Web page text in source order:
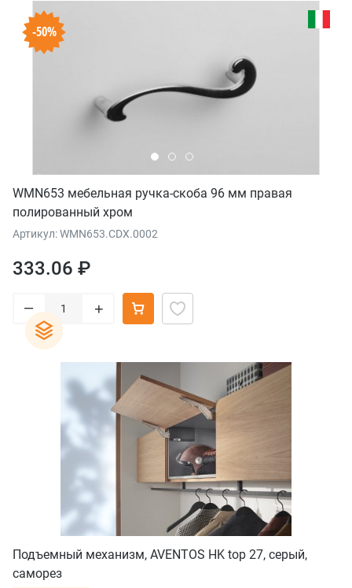
-50%
WMN653 мебельная ручка-скоба 96 мм правая
полированный хром
Артикул: WMN653.CDX.0002
333.06 ₽
– +
Подъемный механизм, AVENTOS HK top 27, серый,
саморез